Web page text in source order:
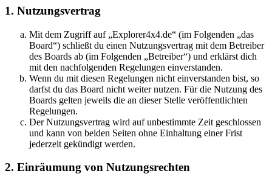
1. Nutzungsvertrag
Mit dem Zugriff auf „Explorer4x4.de“ (im Folgenden „das
Board“) schließt du einen Nutzungsvertrag mit dem Betreiber
des Boards ab (im Folgenden „Betreiber“) und erklärst dich
mit den nachfolgenden Regelungen einverstanden.
Wenn du mit diesen Regelungen nicht einverstanden bist, so
darfst du das Board nicht weiter nutzen. Für die Nutzung des
Boards gelten jeweils die an dieser Stelle veröffentlichten
Regelungen.
Der Nutzungsvertrag wird auf unbestimmte Zeit geschlossen
und kann von beiden Seiten ohne Einhaltung einer Frist
jederzeit gekündigt werden.
2. Einräumung von Nutzungsrechten